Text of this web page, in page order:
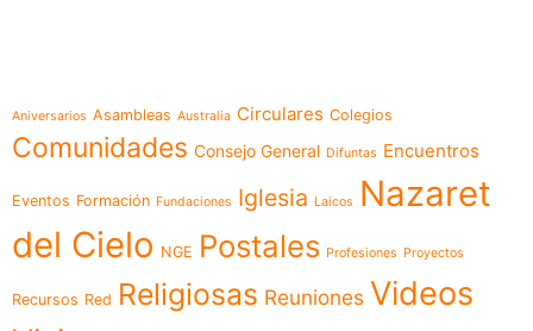
Aniversarios Asambleas Australia Circulares Colegios
Comunidades Consejo General Difuntas Encuentros
Eventos Formación Fundaciones Iglesia Laicos
Nazaret
del Cielo NGE Postales Profesiones Proyectos
Recursos Red Religiosas Reuniones Videos